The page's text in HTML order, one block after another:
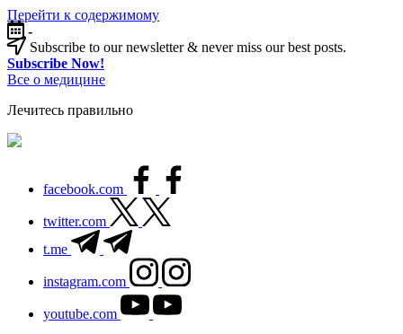
Перейти к содержимому
-
Subscribe to our newsletter & never miss our best posts.
Subscribe Now!
Все о медицине
Лечитесь правильно
facebook.com
twitter.com
t.me
instagram.com
youtube.com